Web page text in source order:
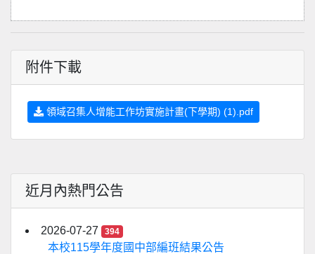
附件下載
領域召集人增能工作坊實施計畫(下學期) (1).pdf
近月內熱門公告
2026-07-27 394
本校115學年度國中部編班結果公告